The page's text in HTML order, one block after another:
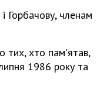
Горбачову, членам
тих, хто пам'ятав,
1986 року та